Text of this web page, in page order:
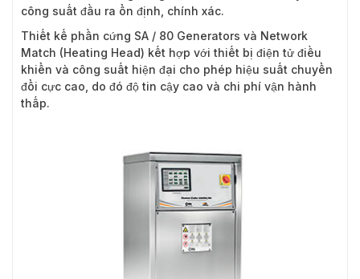
công suất đầu ra ổn định, chính xác.
Thiết kế phần cứng SA / 80 Generators và Network
Match (Heating Head) kết hợp với thiết bị điện tử điều
khiển và công suất hiện đại cho phép hiệu suất chuyển
đổi cực cao, do đó độ tin cậy cao và chi phí vận hành
thấp.